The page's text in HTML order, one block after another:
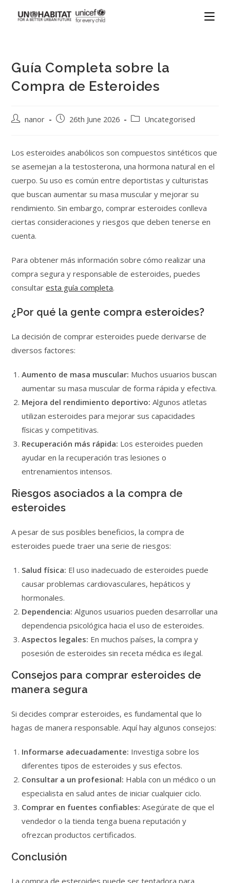
Guía Completa sobre la
Compra de Esteroides
nanor 26th June 2026 Uncategorised
Los esteroides anabólicos son compuestos sintéticos que
se asemejan a la testosterona, una hormona natural en el
cuerpo. Su uso es común entre deportistas y culturistas
que buscan aumentar su masa muscular y mejorar su
rendimiento. Sin embargo, comprar esteroides conlleva
ciertas consideraciones y riesgos que deben tenerse en
cuenta.
Para obtener más información sobre cómo realizar una
compra segura y responsable de esteroides, puedes
consultaresta guía completa.
¿Por qué la gente compra esteroides?
La decisión de comprar esteroides puede derivarse de
diversos factores:
Aumento de masa muscular: Muchos usuarios buscan
aumentar su masa muscular de forma rápida y efectiva.
Mejora del rendimiento deportivo: Algunos atletas
utilizan esteroides para mejorar sus capacidades
físicas y competitivas.
Recuperación más rápida: Los esteroides pueden
ayudar en la recuperación tras lesiones o
entrenamientos intensos.
Riesgos asociados a la compra de
esteroides
A pesar de sus posibles beneficios, la compra de
esteroides puede traer una serie de riesgos:
Salud física: El uso inadecuado de esteroides puede
causar problemas cardiovasculares, hepáticos y
hormonales.
Dependencia: Algunos usuarios pueden desarrollar una
dependencia psicológica hacia el uso de esteroides.
Aspectos legales: En muchos países, la compra y
posesión de esteroides sin receta médica es ilegal.
Consejos para comprar esteroides de
manera segura
Si decides comprar esteroides, es fundamental que lo
hagas de manera responsable. Aquí hay algunos consejos:
Informarse adecuadamente: Investiga sobre los
diferentes tipos de esteroides y sus efectos.
Consultar a un profesional: Habla con un médico o un
especialista en salud antes de iniciar cualquier ciclo.
Comprar en fuentes confiables: Asegúrate de que el
vendedor o la tienda tenga buena reputación y
ofrezcan productos certificados.
Conclusión
La compra de esteroides puede ser tentadora para